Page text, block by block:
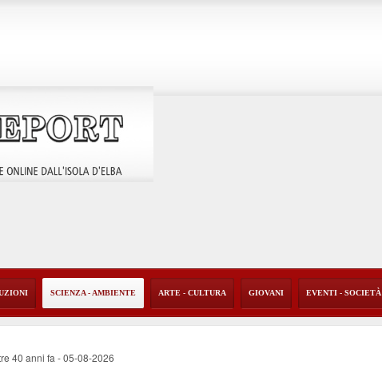
SCIENZA - AMBIENTE ARTE - CULTURA GIOVANI EVENTI - SOCIETÀ
40 anni fa -05-08-2026